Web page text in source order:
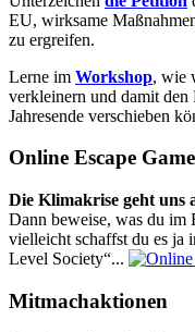
EU, wirksame
zu ergreifen.
Lerne im Workshop, wie
verkleinern und damit
Jahresende verschieben
Online Escape Game
Die Klimakrise geht uns
Dann beweise, was du im
vielleicht schaffst du es ja
Level Society“...
Mitmachaktionen